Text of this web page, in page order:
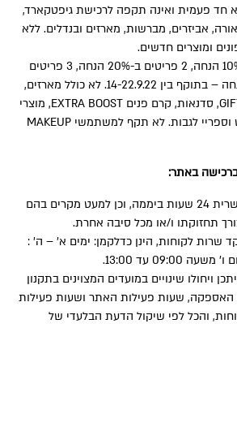
חד פעמית ואינה תקפה לרכישת גיפטקארד,
אביזרים, מברשות, מארזים ובנדלים. ללא
ומוצרים חדשים.
מבצע פריט 1 ב-10% הנחה, 2 פריטים ב-20% הנחה, 3 פריטים
ומעלה ב-30% הנחה – בתוקף בין 14-22.9.22. לא כולל מארזים,
אביזרים, GIFT CARD, סדנאות, קרם פנים EXTRA BOOST, מוצרי
MAXIMUM, טינט וספריי לגבות. לא תקף למשתמשי MAKEUP
באתר:
הזמנה באתר אפשרית 24 שעות ביממה, וכן למעט מקרים בהם
תחזוקתו ו/או מכל סיבה אחרת.
שרות לקוחות, הינן כדלקמן: ימים א’ – ה’ :
ויחולו שינויים במועדים המצוינים בתקנון
האספקה, שעות פעילות האתר ושעות פעילות
והכל לפי שיקול הדעת הבלעדי של